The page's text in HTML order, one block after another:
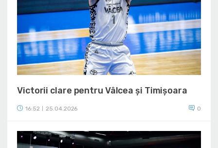
Victorii clare pentru Vâlcea și Timișoara
16:52 25.04.2026 0